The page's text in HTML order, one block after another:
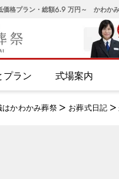
価格プラン・総額6.9 万円～ かわか
プラン 式場案内
はかわかみ葬祭 > お葬式日記 >